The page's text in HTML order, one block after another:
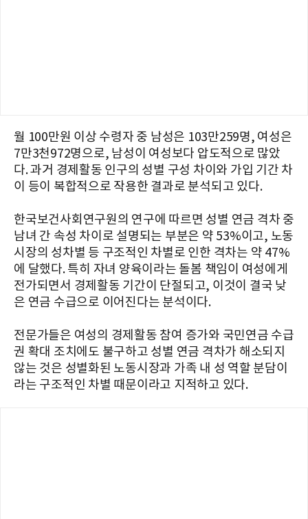
월 100만원 이상 수령자 중 남성은 103만259명, 여성은
7만3천972명으로, 남성이 여성보다 압도적으로 많았
다. 과거 경제활동 인구의 성별 구성 차이와 가입 기간 차
이 등이 복합적으로 작용한 결과로 분석되고 있다.
한국보건사회연구원의 연구에 따르면 성별 연금 격차 중
남녀 간 속성 차이로 설명되는 부분은 약 53%이고, 노동
시장의 성차별 등 구조적인 차별로 인한 격차는 약 47%
에 달했다. 특히 자녀 양육이라는 돌봄 책임이 여성에게
전가되면서 경제활동 기간이 단절되고, 이것이 결국 낮
은 연금 수급으로 이어진다는 분석이다.
전문가들은 여성의 경제활동 참여 증가와 국민연금 수급
권 확대 조치에도 불구하고 성별 연금 격차가 해소되지
않는 것은 성별화된 노동시장과 가족 내 성 역할 분담이
라는 구조적인 차별 때문이라고 지적하고 있다.